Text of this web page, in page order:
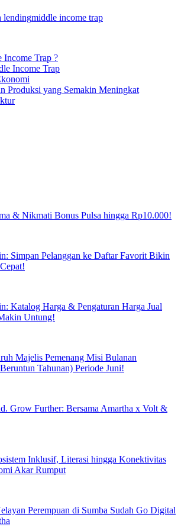
lendingmiddle income trap
Trap ?
Income Trap
Produksi yang Semakin Meningkat
& Nikmati Bonus Pulsa hingga Rp10.000!
Simpan Pelanggan ke Daftar Favorit Bikin
Katalog Harga & Pengaturan Harga Jual
Untung!
Majelis Pemenang Misi Bulanan
Tahunan) Periode Juni!
Grow Further: Bersama Amartha x Volt &
Inklusif, Literasi hingga Konektivitas
Akar Rumput
Perempuan di Sumba Sudah Go Digital